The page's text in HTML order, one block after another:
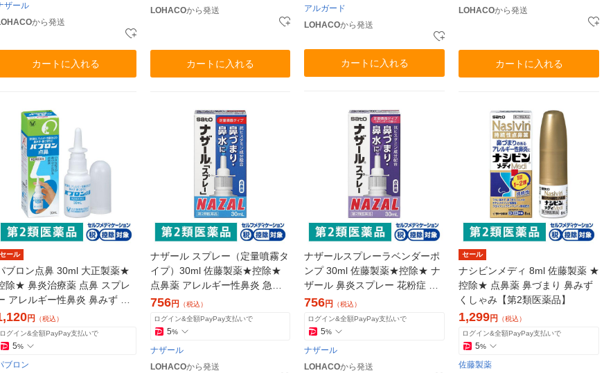
ザール
から発送
カートに入れる
LOHACOから発送
カートに入れる
アルガード
LOHACOから発送
カートに入れる
LOHACOから発送
カートに入れる
セール
ブロン点鼻 30ml 大正製薬★
除★ 鼻炎治療薬 点鼻 スプレ
アレルギー性鼻炎 鼻みず 鼻
まり 副鼻腔炎【第2類医薬
品】
円
（税込）
ログイン&全額PayPay支払いで
5%
ブロン
ナザール スプレー（定量噴霧タ
イプ）30ml 佐藤製薬★控除★
点鼻薬 アレルギー性鼻炎 急性
鼻炎 鼻づまり【第2類医薬品】
756円
（税込）
ログイン&全額PayPay支払いで
5%
ナザール
LOHACOから発送
ナザールスプレーラベンダーポ
ンプ 30ml 佐藤製薬★控除★ ナ
ザール 鼻炎スプレー 花粉症 鼻
炎薬 点鼻薬 アレルギー性鼻炎
【第2類医薬品】
756円
（税込）
ログイン&全額PayPay支払いで
5%
ナザール
LOHACOから発送
セール
ナシビンメディ 8ml 佐藤製薬 ★
控除★ 点鼻薬 鼻づまり 鼻みず
くしゃみ【第2類医薬品】
1,299円
（税込）
ログイン&全額PayPay支払いで
5%
佐藤製薬